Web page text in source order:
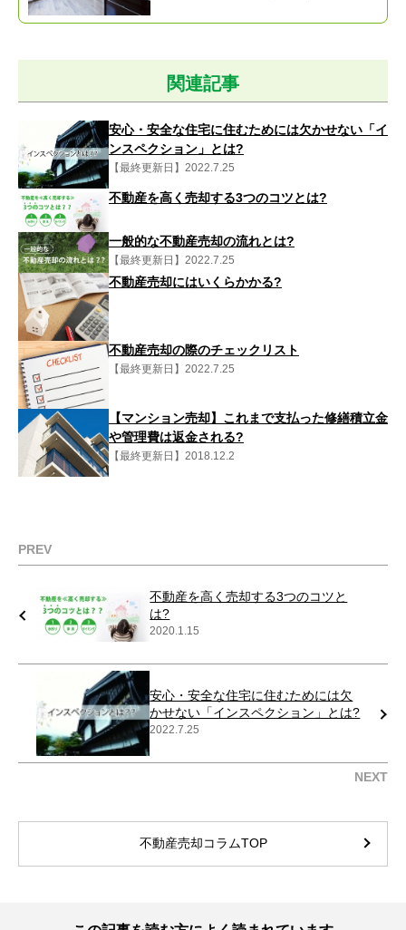
関連記事
安心・安全な住宅に住むためには欠かせない「イ
ンスペクション」とは?
【最終更新日】2022.7.25
不動産を高く売却する3つのコツとは?
一般的な不動産売却の流れとは?
【最終更新日】2022.7.25
不動産売却にはいくらかかる?
不動産売却の際のチェックリスト
【最終更新日】2022.7.25
【マンション売却】これまで支払った修繕積立金
や管理費は返金される?
【最終更新日】2018.12.2
PREV
不動産を高く売却する3つのコツと
は?
2020.1.15
NEXT
安心・安全な住宅に住むためには欠
かせない「インスペクション」とは?
2022.7.25
不動産売却コラムTOP